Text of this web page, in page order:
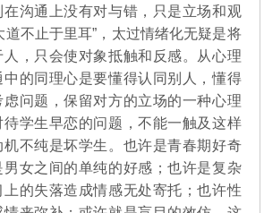
沟通上没有对与错，只是立场和观
道不止于里耳”，太过情绪化无疑是将
，只会使对象抵触和反感。从心理
的同理心是要懂得认同别人，懂得
问题，保留对方的立场的一种心理
学生早恋的问题，不能一触及这样
不纯是坏学生。也许是青春期好奇
女之间的单纯的好感；也许是复杂
的失落造成情感无处寄托；也许性